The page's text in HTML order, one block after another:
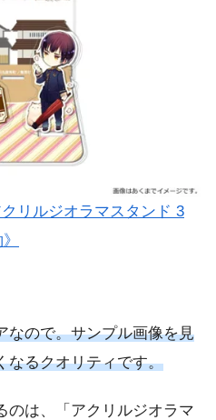
リルジオラマスタンド 3
なので。サンプル画像を見
なるクオリティです。
のは、「アクリルジオラマ